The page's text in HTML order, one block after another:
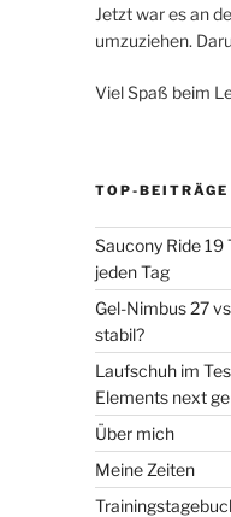
Jetzt war es an
umzuziehen.
Viel Spaß beim
TOP-
Saucony Ride 19
jeden Tag
Gel-Nimbus 27
stabil?
Laufschuh im
Elements next
Über mich
Meine Zeiten